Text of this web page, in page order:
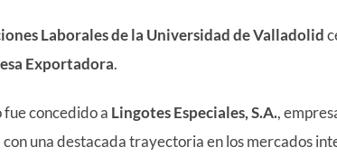
Laborales de la Universidad de Valladolid
Exportadora.
concedido a Lingotes Especiales, S.A.,
una destacada trayectoria en los mercados